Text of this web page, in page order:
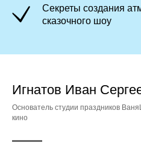
Секреты создания
сказочного шоу
Игнатов Иван
Основатель студии праздников
кино